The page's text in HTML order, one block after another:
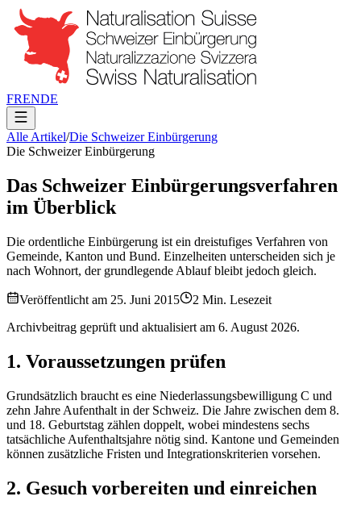
FRENDE
Alle Artikel/Die Schweizer Einbürgerung
Die Schweizer Einbürgerung
Das Schweizer Einbürgerungsverfahren
im Überblick
Die ordentliche Einbürgerung ist ein dreistufiges Verfahren von
Gemeinde, Kanton und Bund. Einzelheiten unterscheiden sich je
nach Wohnort, der grundlegende Ablauf bleibt jedoch gleich.
Veröffentlicht am 25. Juni 2015 2 Min. Lesezeit
Archivbeitrag geprüft und aktualisiert am 6. August 2026.
1. Voraussetzungen prüfen
Grundsätzlich braucht es eine Niederlassungsbewilligung C und
zehn Jahre Aufenthalt in der Schweiz. Die Jahre zwischen dem 8.
und 18. Geburtstag zählen doppelt, wobei mindestens sechs
tatsächliche Aufenthaltsjahre nötig sind. Kantone und Gemeinden
können zusätzliche Fristen und Integrationskriterien vorsehen.
2. Gesuch vorbereiten und einreichen